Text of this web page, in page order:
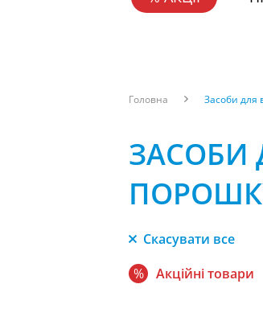
Головна Засоби для
ЗАСОБИ
Скасувати все
%
Акційні товари